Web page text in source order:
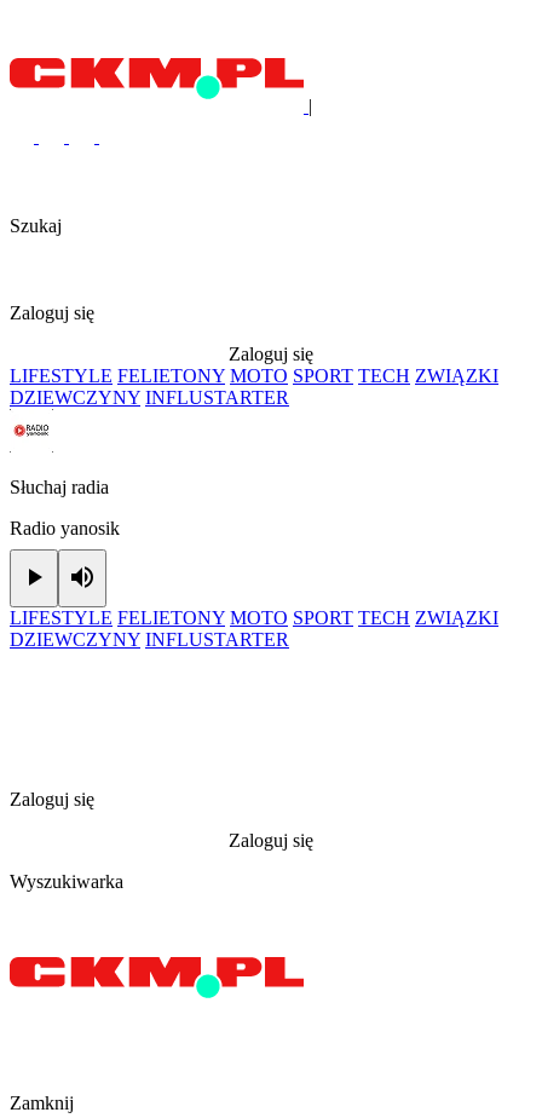
|
Szukaj
Zaloguj się
Zaloguj się
LIFESTYLE FELIETONY MOTO SPORT TECH ZWIĄZKI
DZIEWCZYNY INFLUSTARTER
Słuchaj radia
Radio yanosik
Play
LIFESTYLE FELIETONY MOTO SPORT TECH ZWIĄZKI
DZIEWCZYNY INFLUSTARTER
Zaloguj się
Zaloguj się
Wyszukiwarka
Zamknij